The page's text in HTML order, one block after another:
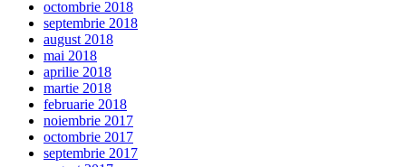
octombrie 2018
septembrie 2018
august 2018
mai 2018
aprilie 2018
martie 2018
februarie 2018
noiembrie 2017
octombrie 2017
septembrie 2017